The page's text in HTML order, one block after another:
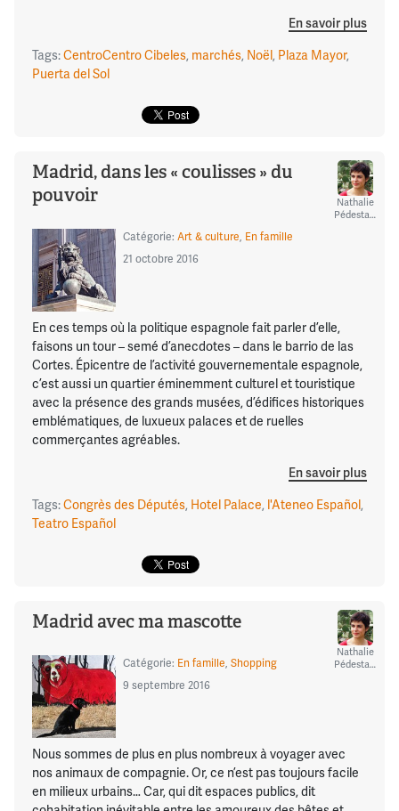
En savoir plus
Tags:CentroCentro Cibeles, marchés, Noël, Plaza Mayor,
Puerta del Sol
Madrid, dans les « coulisses » du
pouvoir
Nathalie
Pédestarres
Catégorie: Art & culture, En famille
21 octobre 2016
En ces temps où la politique espagnole fait parler d’elle,
faisons un tour – semé d’anecdotes – dans le barrio de las
Cortes. Épicentre de l’activité gouvernementale espagnole,
c’est aussi un quartier éminemment culturel et touristique
avec la présence des grands musées, d’édifices historiques
emblématiques, de luxueux palaces et de ruelles
commerçantes agréables.
En savoir plus
Tags:Congrès des Députés, Hotel Palace, l'Ateneo Español,
Teatro Español
Madrid avec ma mascotte
Nathalie
Pédestarres
Catégorie: En famille, Shopping
9 septembre 2016
Nous sommes de plus en plus nombreux à voyager avec
nos animaux de compagnie. Or, ce n’est pas toujours facile
en milieux urbains… Car, qui dit espaces publics, dit